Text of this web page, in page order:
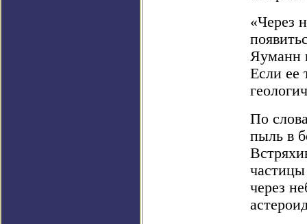
«Через
Яуманн
Если ее
По
пыль в
через